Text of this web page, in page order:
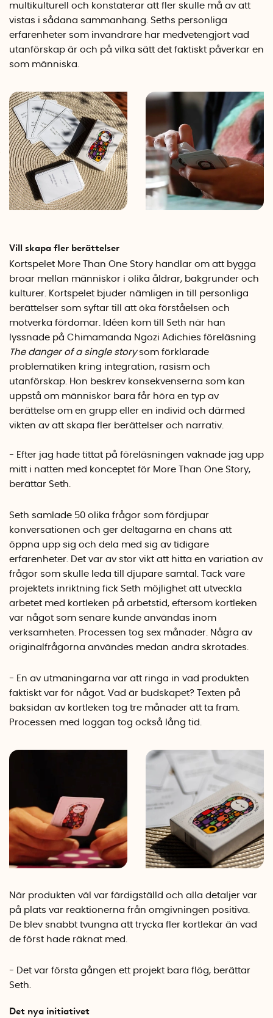
multikulturell och konstaterar att fler skulle må av att
vistas i sådana sammanhang. Seths personliga
erfarenheter som invandrare har medvetengjort vad
utanförskap är och på vilka sätt det faktiskt påverkar en
som människa.
Vill skapa fler berättelser
Kortspelet More Than One Story handlar om att bygga
broar mellan människor i olika åldrar, bakgrunder och
kulturer. Kortspelet bjuder nämligen in till personliga
berättelser som syftar till att öka förståelsen och
motverka fördomar. Idéen kom till Seth när han
lyssnade på Chimamanda Ngozi Adichies föreläsning
The danger of a single storysom förklarade
problematiken kring integration, rasism och
utanförskap. Hon beskrev konsekvenserna som kan
uppstå om människor bara får höra en typ av
berättelse om en grupp eller en individ och därmed
vikten av att skapa fler berättelser och narrativ.
- Efter jag hade tittat på föreläsningen vaknade jag upp
mitt i natten med konceptet för More Than One Story,
berättar Seth.
Seth samlade 50 olika frågor som fördjupar
konversationen och ger deltagarna en chans att
öppna upp sig och dela med sig av tidigare
erfarenheter. Det var av stor vikt att hitta en variation av
frågor som skulle leda till djupare samtal. Tack vare
projektets inriktning fick Seth möjlighet att utveckla
arbetet med kortleken på arbetstid, eftersom kortleken
var något som senare kunde användas inom
verksamheten. Processen tog sex månader. Några av
originalfrågorna användes medan andra skrotades.
- En av utmaningarna var att ringa in vad produkten
faktiskt var för något. Vad är budskapet? Texten på
baksidan av kortleken tog tre månader att ta fram.
Processen med loggan tog också lång tid.
När produkten väl var färdigställd och alla detaljer var
på plats var reaktionerna från omgivningen positiva.
De blev snabbt tvungna att trycka fler kortlekar än vad
de först hade räknat med.
- Det var första gången ett projekt bara flög, berättar
Seth.
Det nya initiativet